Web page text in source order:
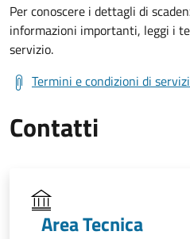
Per conoscere i dettagli di
informazioni importanti, leggi i
servizio.
Termini e condizioni di
Contatti
Area Tecnica